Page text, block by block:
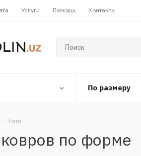
Услуги Помощь Контакты
По размеру
- form
по форме